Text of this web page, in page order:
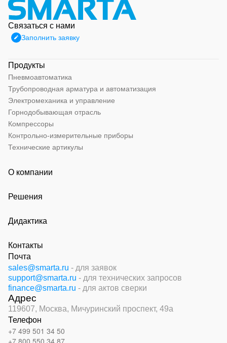
Связаться с нами
Заполнить заявку
Продукты
Пневмоавтоматика
Трубопроводная арматура и автоматизация
Электромеханика и управление
Горнодобывающая отрасль
Компрессоры
Контрольно-измерительные приборы
Технические артикулы
О компании
Решения
Дидактика
Контакты
Почта
sales@smarta.ru - для заявок
support@smarta.ru - для технических запросов
finance@smarta.ru - для актов сверки
Адрес
119607, Москва, Мичуринский проспект, 49а
Телефон
+7 499 501 34 50
+7 800 550 34 87